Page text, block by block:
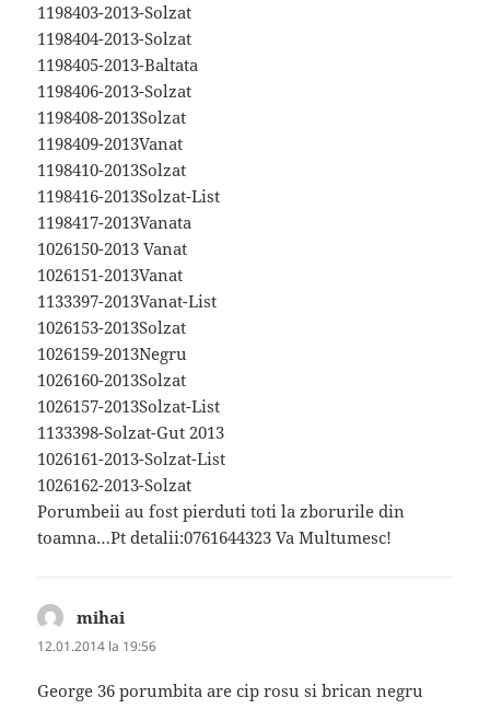
1198403-2013-Solzat
1198404-2013-Solzat
1198405-2013-Baltata
1198406-2013-Solzat
1198408-2013Solzat
1198409-2013Vanat
1198410-2013Solzat
1198416-2013Solzat-List
1198417-2013Vanata
1026150-2013 Vanat
1026151-2013Vanat
1133397-2013Vanat-List
1026153-2013Solzat
1026159-2013Negru
1026160-2013Solzat
1026157-2013Solzat-List
1133398-Solzat-Gut 2013
1026161-2013-Solzat-List
1026162-2013-Solzat
Porumbeii au fost pierduti toti la zborurile din
toamna…Pt detalii:0761644323 Va Multumesc!
mihai
12.01.2014 la 19:56
George 36 porumbita are cip rosu si brican negru